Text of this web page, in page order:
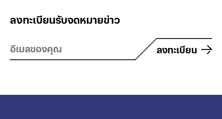
ลงทะเบียนรับจดหมายข่าว
ลงทะเบียน